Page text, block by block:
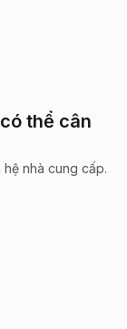
thể cân
nhà cung cấp.